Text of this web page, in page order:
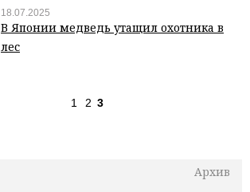
Архив
18.07.2025
В Японии медведь утащил охотника в
лес
1 2 3